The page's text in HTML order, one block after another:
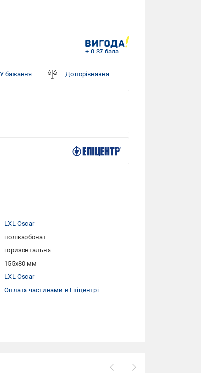
+ 0.37 бала
У бажання До порівняння
LXL Oscar
полікарбонат
горизонтальна
155x80 мм
LXL Oscar
Оплата частинами в Епіцентрі